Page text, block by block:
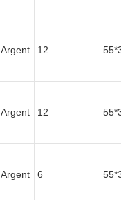
Argent 12
Argent 12
Argent 6